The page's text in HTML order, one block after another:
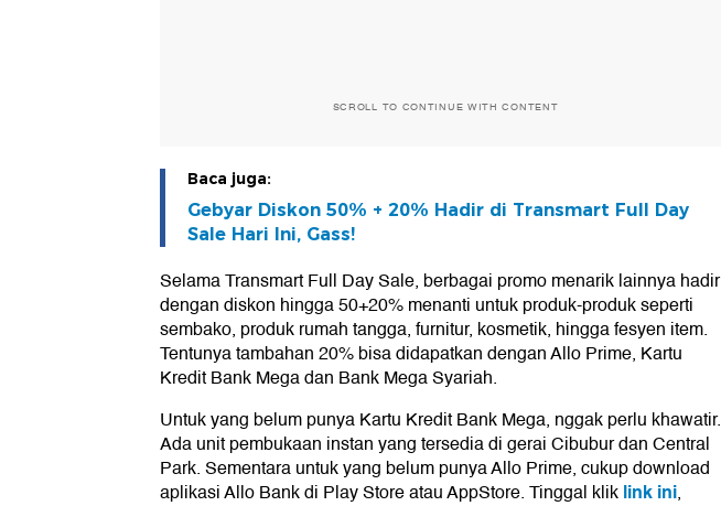
SCROLL TO CONTINUE WITH CONTENT
Baca juga:
Gebyar Diskon 50% + 20% Hadir di Transmart Full Day
Sale Hari Ini, Gass!
Selama Transmart Full Day Sale, berbagai promo menarik lainnya hadir
dengan diskon hingga 50+20% menanti untuk produk-produk seperti
sembako, produk rumah tangga, furnitur, kosmetik, hingga fesyen item.
Tentunya tambahan 20% bisa didapatkan dengan Allo Prime, Kartu
Kredit Bank Mega dan Bank Mega Syariah.
Untuk yang belum punya Kartu Kredit Bank Mega, nggak perlu khawatir.
Ada unit pembukaan instan yang tersedia di gerai Cibubur dan Central
Park. Sementara untuk yang belum punya Allo Prime, cukup download
aplikasi Allo Bank di Play Store atau AppStore. Tinggal kliklink ini,